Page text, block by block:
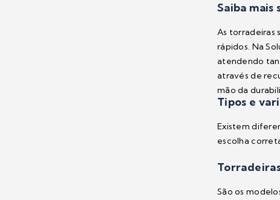
Saiba mais
As torradeiras
rápidos. Na
atendendo
através de
mão da
Tipos e
Existem
escolha
São os